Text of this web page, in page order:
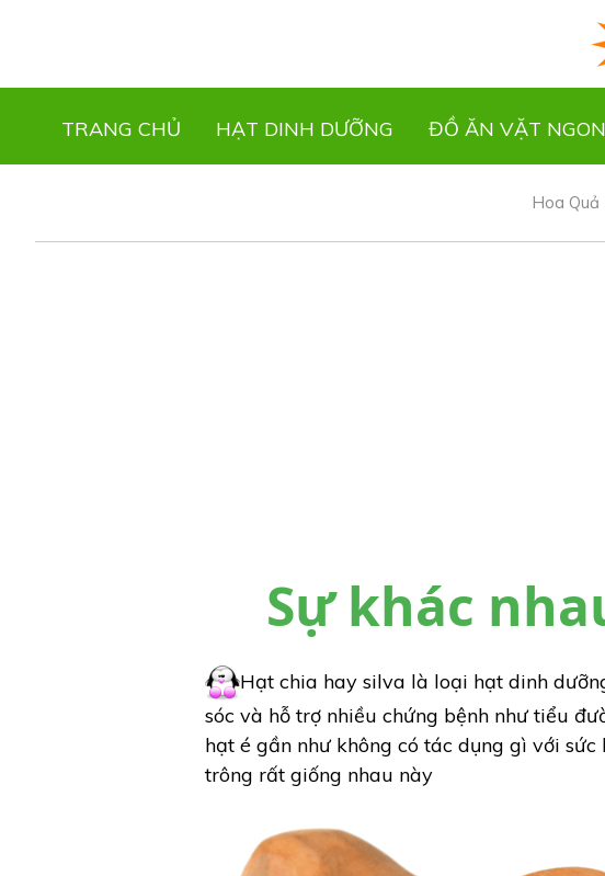
TRANG CHỦ HẠT DINH DƯỠNG ĐỒ ĂN VẶT NGON
Hoa Quả
Sự khác
Hạt chia hay silva là loại hạt dinh
sóc và hỗ trợ nhiều chứng bệnh như tiểu
hạt é gần như không có tác dụng gì với
trông rất giống nhau này